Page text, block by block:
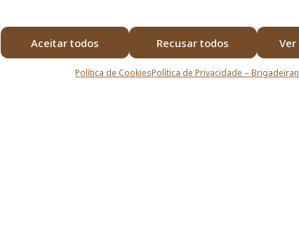
Aceitar todos Recusar todos
Política de CookiesPolítica de Privacidade –